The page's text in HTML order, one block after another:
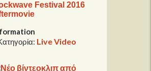
Festival 2016
Live Video